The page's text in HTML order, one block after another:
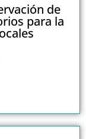
de
para la